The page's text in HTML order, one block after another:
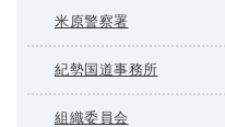
米原警察署
紀勢国道事務所
組織委員会